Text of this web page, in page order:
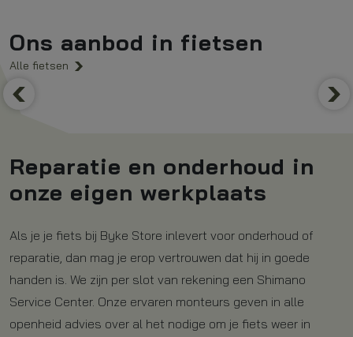
Ons aanbod in fietsen
Alle fietsenMountainbikes
Reparatie en onderhoud in
onze eigen werkplaats
Als je je fiets bij Byke Store inlevert voor onderhoud of
reparatie, dan mag je erop vertrouwen dat hij in goede
handen is. We zijn per slot van rekening een Shimano
Service Center. Onze ervaren monteurs geven in alle
openheid advies over al het nodige om je fiets weer in